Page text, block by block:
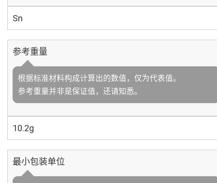
Sn
参考重量
根据标准材料构成计算出的数值，仅为代表值。
参考重量并非是保证值，还请知悉。
10.2g
最小包装单位